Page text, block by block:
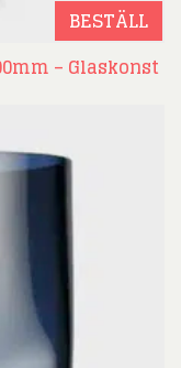
BESTÄLL
– Glaskonst